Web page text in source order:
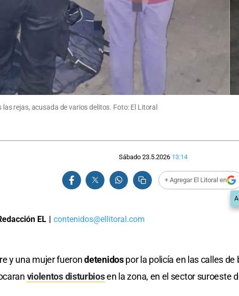
rejas, acusada de varios delitos. Foto: El Litoral
Sábado 23.5.2026 13:14
+ Agregar El Litoral en
EL | contenidos@ellitoral.com
y una mujer fuerondetenidospor la policía en las calles
violentos disturbiosen la zona, en el sector suroeste